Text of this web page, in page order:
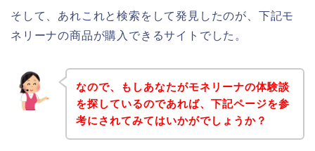
そして、あれこれと検索をして発見したのが、下記モ
ネリーナの商品が購入できるサイトでした。
なので、もしあなたがモネリーナの体験談
を探しているのであれば、下記ページを参
考にされてみてはいかがでしょうか？